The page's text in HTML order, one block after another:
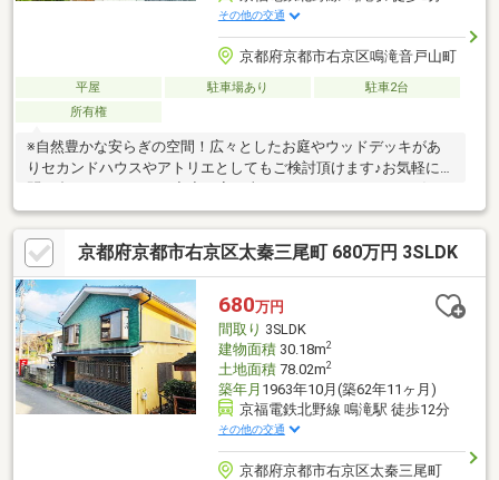
その他の交通
京都府京都市右京区鳴滝音戸山町
平屋 駐車場あり
駐車2台
所有権
※自然豊かな安らぎの空間！広々としたお庭やウッドデッキがあ
りセカンドハウスやアトリエとしてもご検討頂けます♪お気軽にお
ください◇◆京都を中心とした地域密着型の不動産業者です。新
築・中古・土地・マンション・リフォーム・建築・住み替えの相
談など、お気軽にご相談下さい！！お家のことでお困りのことが
あれば、ぜひアフターホームへ
京都府京都市右京区太秦三尾町 680万円 3SLDK
680万円
間取り 3SLDK
建物面積30.18m2
土地面積78.02m2
築年月 1963年10月(築62年11ヶ月)
京福電鉄北野線 鳴滝駅 徒歩12分
その他の交通
京都府京都市右京区太秦三尾町